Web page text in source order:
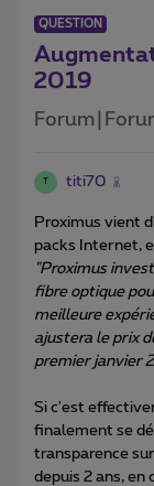
QUESTION
2019
titi70
Proximus vient
packs Internet,
"Proximus
fibre optique
meilleure
ajustera le prix
premier janvier
Si c'est
finalement se
transparence
depuis 2 ans,